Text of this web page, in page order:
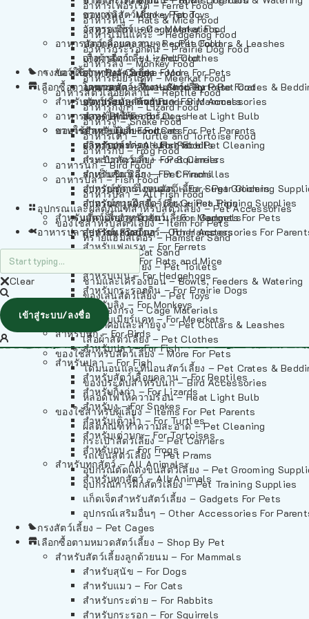
อาหารเฟอร์เร็ต – Ferret Food
อาหารหนู – Rats & Mice Food
อาหารเม่นแคระ – Hedgehog Food
อาหารกระรอกดิน – Prairie Dog Food
อาหารลิง – Monkey Food
อาหารเมียร์แคท – Meerkat Food
อาหารสัตว์เลี้อยคลาน – Reptile Food
อาหารกิ้งก่า – Lizard Food
อาหารงู – Snake Food
อาหารเต่า – Turtle and Tortoise Food
อาหารกบ – Frog Food
อาหารนก – Bird Food
อาหารปลา – Fish Food
อาหารปลา – All Fish Food
อุปกรณและผลิตภัณฑ์สำหรับสัตว์เลี้ยง – Pet Accessories
ของใช้สำหรับสัตว์เลี้ยง – Item For Pets
ทรายแฮมสเตอร์ – Hamster Sand
ทรายแมว – Cat Sand
ห้องน้ำสัตว์เลี้ยง – Pet Toilets
ชามและเครื่องป้อน – Bowls, Feeders & Watering
ของเล่นสัตว์เลี้ยง – Pet Toys
วัสดุรองกรง – Cage Materials
ปลอกคอและสายจูง – Pet Collars & Leashes
เสื้อผ้าสัตว์เลี้ยง – Pet Clothes
ของใช้สำหรับสัตว์เลี้ยง – More For Pets
โดมนอนและที่นอนสัตว์เลี้ยง – Pet Crates &
ของประดับสำหรับนก – Bird Accessories
หลอดไฟให้ความร้อน – Heat Light Bulb
ของใช้สำหรับผู้เลี้ยง – Items For Pet Parents
ผลิตภัณฑ์ทำความสะอาด – Pet Cleaning
กระเป๋าสัตว์เลี้ยง – Pet Carriers
รถเข็นสัตว์เลี้ยง – Pet Prams
อุปกรณ์ตัดแต่งขนสัตว์เลี้ยง – Pet Grooming
อุปกรณ์การฝึกสัตว์เลี้ยง – Pet Training Supplies
แก็ดเจ็ตสำหรับสัตว์เลี้ยง – Gadgets For Pets
อุปกรณ์เสริมอื่นๆ – Other Accessories For
กรงสัตว์เลี้ยง – Pet Cages
เลือกซื้อตามหมวดสัตว์เลี้ยง – Shop By Pet
สำหรับสัตว์เลี้ยงลูกด้วยนม – For Mammals
สำหรับสุนัข – For Dogs
สำหรับแมว – For Cats
สำหรับกระต่าย – For Rabbits
สำหรับกระรอก – For Squirrels
อาหารลิง – Monkey Food
อาหารเมียร์แคท – Meerkat Food
อาหารสัตว์เลี้อยคลาน – Reptile Food
อาหารกิ้งก่า – Lizard Food
อาหารงู – Snake Food
อาหารเต่า – Turtle and Tortoise Food
อาหารกบ – Frog Food
อาหารนก – Bird Food
อาหารปลา – Fish Food
อาหารปลา – All Fish Food
ของเล่นสัตว์เลี้ยง – Pet Toys
วัสดุรองกรง – Cage Materials
ปลอกคอและสายจูง – Pet Collars & Leashes
เสื้อผ้าสัตว์เลี้ยง – Pet Clothes
ของใช้สำหรับสัตว์เลี้ยง – More For Pets
โดมนอนและที่นอนสัตว์เลี้ยง – Pet Crates &
ของประดับสำหรับนก – Bird Accessories
หลอดไฟให้ความร้อน – Heat Light Bulb
ของใช้สำหรับผู้เลี้ยง – Items For Pet Parents
ผลิตภัณฑ์ทำความสะอาด – Pet Cleaning
กระเป๋าสัตว์เลี้ยง – Pet Carriers
รถเข็นสัตว์เลี้ยง – Pet Prams
อุปกรณ์ตัดแต่งขนสัตว์เลี้ยง – Pet Grooming
อุปกรณ์การฝึกสัตว์เลี้ยง – Pet Training Supplies
แก็ดเจ็ตสำหรับสัตว์เลี้ยง – Gadgets For Pets
อุปกรณ์เสริมอื่นๆ – Other Accessories For
กรงสัตว์เลี้ยง – Pet Cages
เลือกซื้อตามหมวดสัตว์เลี้ยง – Shop By Pet
สำหรับสัตว์เลี้ยงลูกด้วยนม – For Mammals
สำหรับสุนัข – For Dogs
สำหรับแมว – For Cats
สำหรับกระต่าย – For Rabbits
สำหรับกระรอก – For Squirrels
สำหรับชินชิล่า – For Chinchillas
สำหรับชูการ์ไกลเดอร์ – For Sugar Gliders
สำหรับหนูแกสบี้ – For Guinea Pigs
สำหรับสัตว์เลี้ยงลูกด้วยนม – For Mammals
สำหรับแฮมสเตอร์ – For Hamsters
สำหรับเฟอเรท – For Ferrets
สำหรับหนู – For Rats and Mice
สำหรับเม่น – For Hedgehogs
สำหรับกระรอกดิน – For Prairie Dogs
สำหรับลิง – For Monkeys
สำหรับเมียร์แคท – For Meerkats
สำหรับนก – For Birds
สำหรับปลา – For Fish
สำหรับปลา – For Fish
สำหรับสัตว์เลื้อยคลาน – For Reptiles
สำหรับกิ้งก่า – For Lizards
สำหรับงู – For Snakes
สำหรับเต่าน้ำ – For Turtles
สำหรับเต่าบก – For Tortoises
สำหรับกบ – For Frogs
สำหรับทุกสัตว์ – All Animals
สำหรับทุกสัตว์ – All Animals
อาหารปลา – Fish Food
Clear
เข้าสู่ระบบ/ลงชื่อ